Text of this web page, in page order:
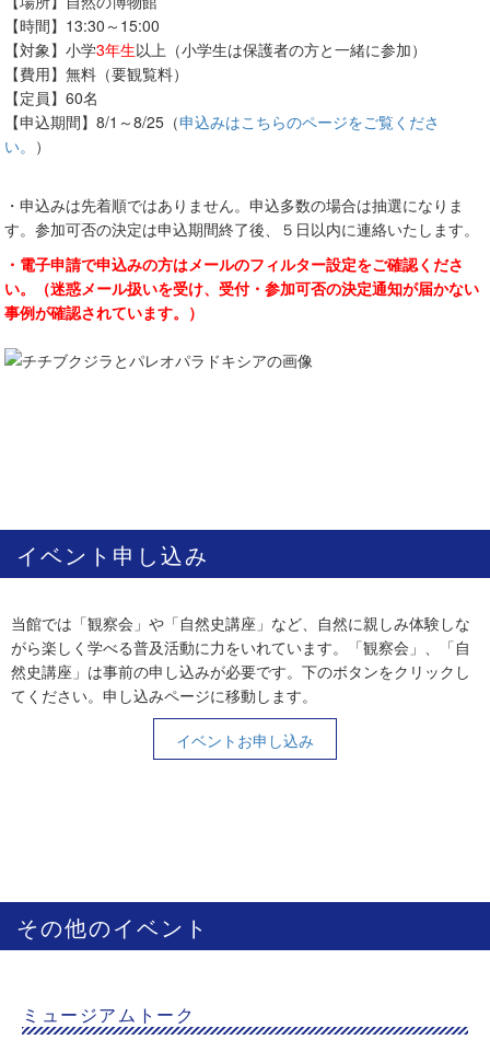
【時間】13:30～15:00
【対象】小学3年生以上（小学生は保護者の方と一緒に参加）
【費用】無料（要観覧料）
【定員】60名
【申込期間】8/1～8/25（申込みはこちらのページをご覧くださ
い。 ）
・申込みは先着順ではありません。申込多数の場合は抽選になりま
す。参加可否の決定は申込期間終了後、５日以内に連絡いたします。
・電子申請で申込みの方はメールのフィルター設定をご確認くださ
い。（迷惑メール扱いを受け、受付・参加可否の決定通知が届かない
事例が確認されています。）
イベント申し込み
当館では「観察会」や「自然史講座」など、自然に親しみ体験しな
がら楽しく学べる普及活動に力をいれています。「観察会」、「自
然史講座」は事前の申し込みが必要です。下のボタンをクリックし
てください。申し込みページに移動します。
イベントお申し込み
その他のイベント
ミュージアムトーク